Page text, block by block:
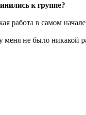
к группе?
работа в самом
меня не было никакой